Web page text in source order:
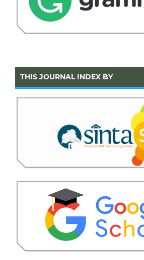
THIS JOURNAL INDEX BY